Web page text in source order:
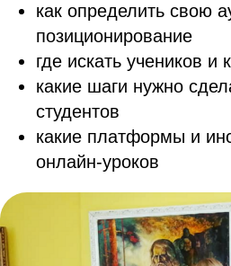
как определить свою
позиционирование
где искать учеников
какие шаги нужно
студентов
какие платформы и
онлайн-уроков